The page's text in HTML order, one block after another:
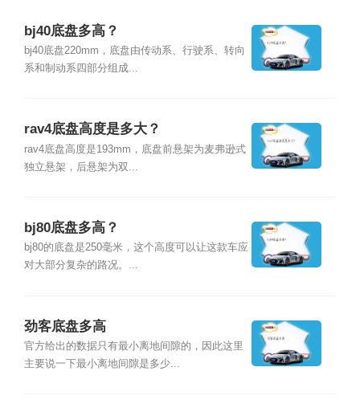
bj40底盘多高？
bj40底盘220mm，底盘由传动系、行驶系、转向
系和制动系四部分组成...
rav4底盘高度是多大？
rav4底盘高度是193mm，底盘前悬架为麦弗逊式
独立悬架，后悬架为双...
bj80底盘多高？
bj80的底盘是250毫米，这个高度可以让这款车应
对大部分复杂的路况。...
劲客底盘多高
官方给出的数据只有最小离地间隙的，因此这里
主要说一下最小离地间隙是多少...